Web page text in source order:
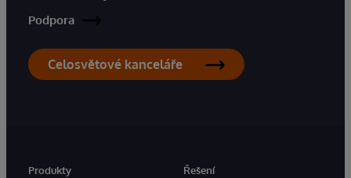
Podpora
Celosvětové kanceláře
Produkty
Řešení